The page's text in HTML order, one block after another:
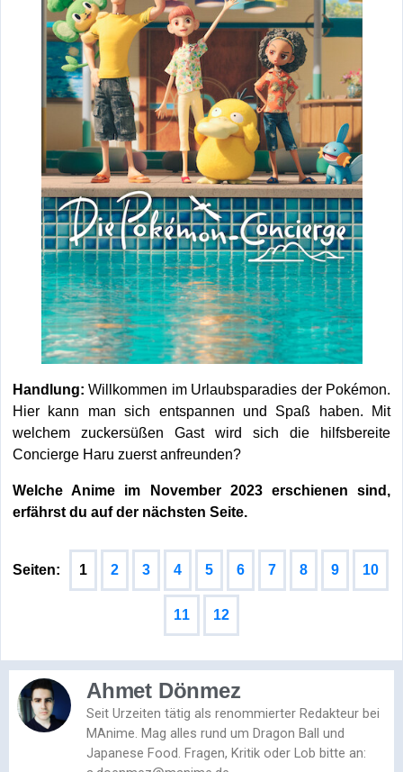
Handlung:Willkommen im Urlaubsparadies der Pokémon.
Hier kann man sich entspannen und Spaß haben. Mit
welchem zuckersüßen Gast wird sich die hilfsbereite
Concierge Haru zuerst anfreunden?
Welche Anime im November 2023 erschienen sind,
erfährst du auf der nächsten Seite.
Seiten: 1 2 3 4 5 6 7 8 9 10
11 12
Ahmet Dönmez
Seit Urzeiten tätig als renommierter Redakteur bei
MAnime. Mag alles rund um Dragon Ball und
Japanese Food. Fragen, Kritik oder Lob bitte an: